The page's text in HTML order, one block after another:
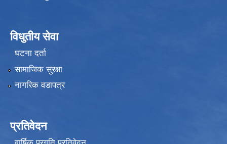
विधुतीय सेवा
घटना दर्ता
सामाजिक सुरक्षा
नागरिक वडापत्र
प्रतिवेदन